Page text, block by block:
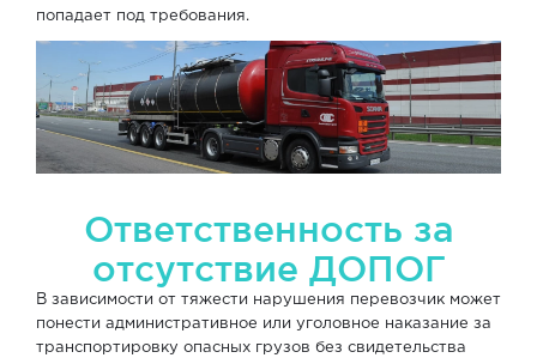
попадает под требования.
Ответственность за
отсутствие ДОПОГ
В зависимости от тяжести нарушения перевозчик может
понести административное или уголовное наказание за
транспортировку опасных грузов без свидетельства